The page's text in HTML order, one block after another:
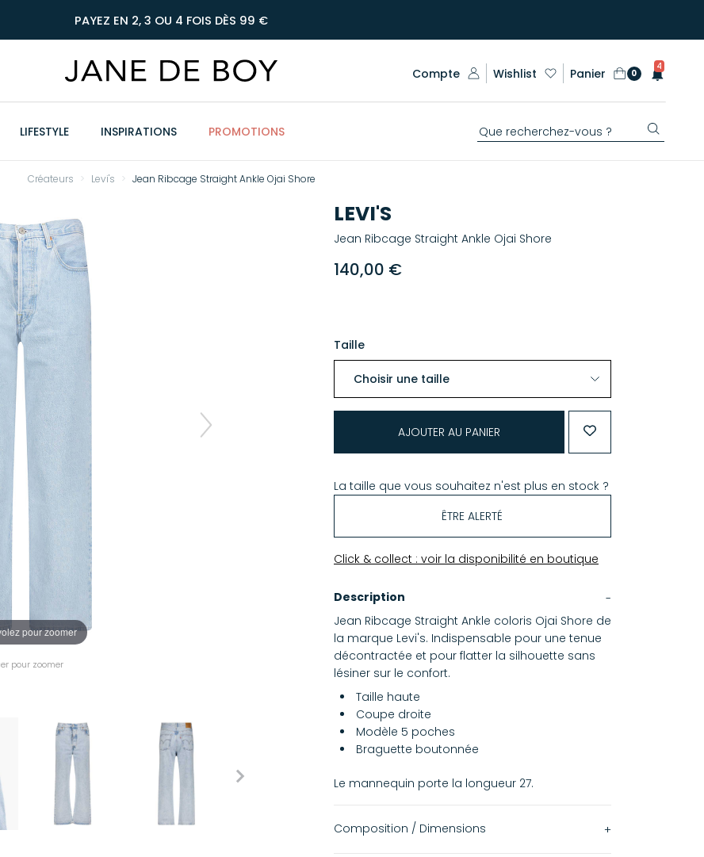
PAYEZ EN 2, 3 OU 4 FOIS DÈS 99 €
Compte Wishlist Panier 0
4
LIFESTYLE INSPIRATIONS PROMOTIONS
Créateurs Levi's Jean Ribcage Straight Ankle Ojai Shore
pour zoomer
pour zoomer
LEVI'S
Jean Ribcage Straight Ankle Ojai Shore
140,00 €
Taille
AJOUTER AU PANIER
La taille que vous souhaitez n'est plus en stock ?
ÊTRE ALERTÉ
Click & collect : voir la disponibilité en boutique
Description
Jean Ribcage Straight Ankle coloris Ojai Shore de
la marque Levi's. Indispensable pour une tenue
décontractée et pour flatter la silhouette sans
lésiner sur le confort.
Taille haute
Coupe droite
Modèle 5 poches
Braguette boutonnée
Le mannequin porte la longueur 27.
Composition / Dimensions